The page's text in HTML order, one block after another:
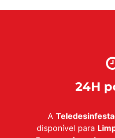
24H
A
disponível para